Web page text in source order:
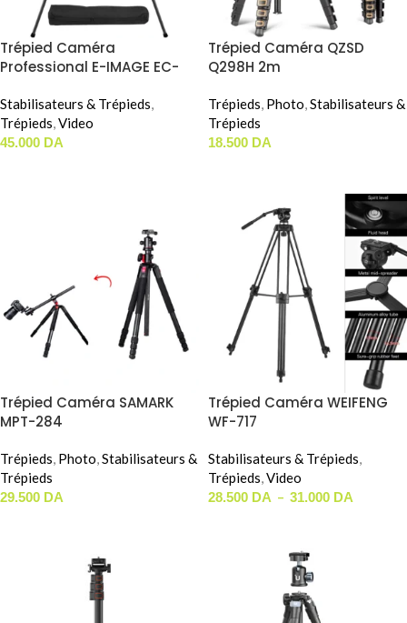
Trépied Caméra
Professional E-IMAGE EC-
Stabilisateurs & Trépieds,
Trépieds,Video
45.000 DA
Trépied Caméra QZSD
Q298H 2m
Trépieds, Photo,Stabilisateurs &
Trépieds
18.500 DA
Trépied Caméra SAMARK
MPT-284
Trépieds, Photo,Stabilisateurs &
Trépieds
29.500 DA
Trépied Caméra WEIFENG
WF-717
Stabilisateurs & Trépieds,
Trépieds,Video
28.500 DA – 31.000 DA